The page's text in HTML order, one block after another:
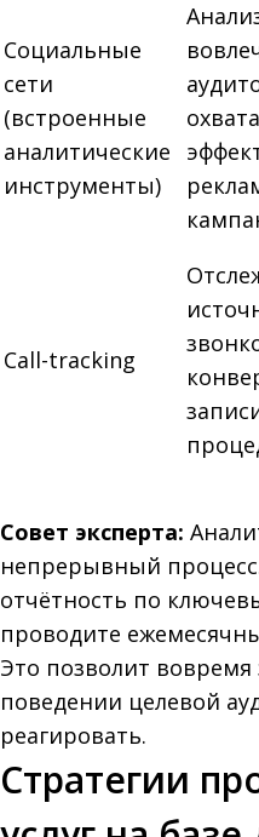
Социальные
сети
(встроенные
аналитические
инструменты)
Call-tracking
Совет эксперта:
непрерывный
отчётность по
проводите
Это позволит
поведении целевой
реагировать.
Стратегии